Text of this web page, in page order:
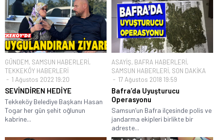
GÜNDEM, SAMSUN HABERLERİ,
TEKKEKÖY HABERLERİ
1 Ağustos 2022 19:20
SEVİNDİREN HEDİYE
Tekkeköy Belediye Başkanı Hasan
Togar her gün şehit oğlunun
kabrine...
ASAYİŞ, BAFRA HABERLERİ,
SAMSUN HABERLERİ, SON DAKİKA
17 Ağustos 2018 19:59
Bafra’da Uyuşturucu
Operasyonu
Samsun’un Bafra ilçesinde polis ve
jandarma ekipleri birlikte bir
adreste...